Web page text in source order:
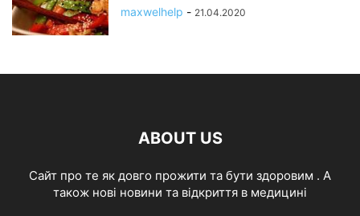
maxwelhelp - 21.04.2020
ABOUT US
Cайт про те як довго прожити та бути здоровим . А
також нові новини та відкриття в медицині